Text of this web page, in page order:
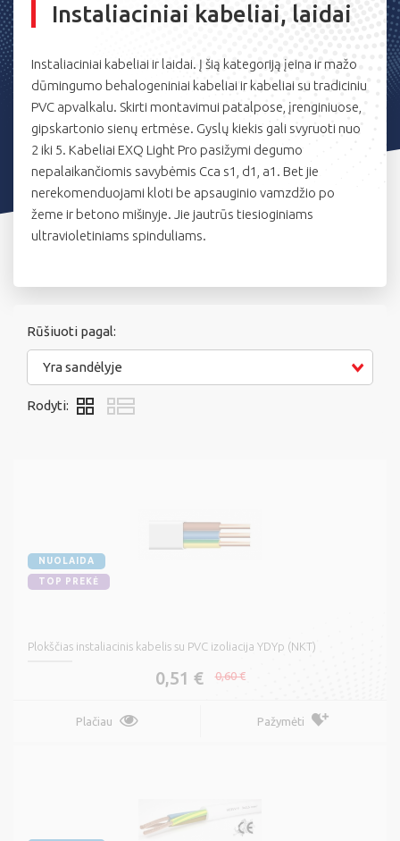
Instaliaciniai kabeliai, laidai
Instaliaciniai kabeliai ir laidai. Į šią kategoriją įeina ir mažo
dūmingumo behalogeniniai kabeliai ir kabeliai su tradiciniu
PVC apvalkalu. Skirti montavimui patalpose, įrenginiuose,
gipskartonio sienų ertmėse. Gyslų kiekis gali svyruoti nuo
2 iki 5. Kabeliai EXQ Light Pro pasižymi degumo
nepalaikančiomis savybėmis Cca s1, d1, a1. Bet jie
nerekomenduojami kloti be apsauginio vamzdžio po
žeme ir betono mišinyje. Jie jautrūs tiesioginiams
ultravioletiniams spinduliams.
Rūšiuoti pagal:
Yra sandėlyje
Rodyti:
NUOLAIDA
TOP PREKĖ
Plokščias instaliacinis kabelis su PVC izoliacija YDYp (NKT)
0,51 € 0,60 €
Plačiau Pažymėti